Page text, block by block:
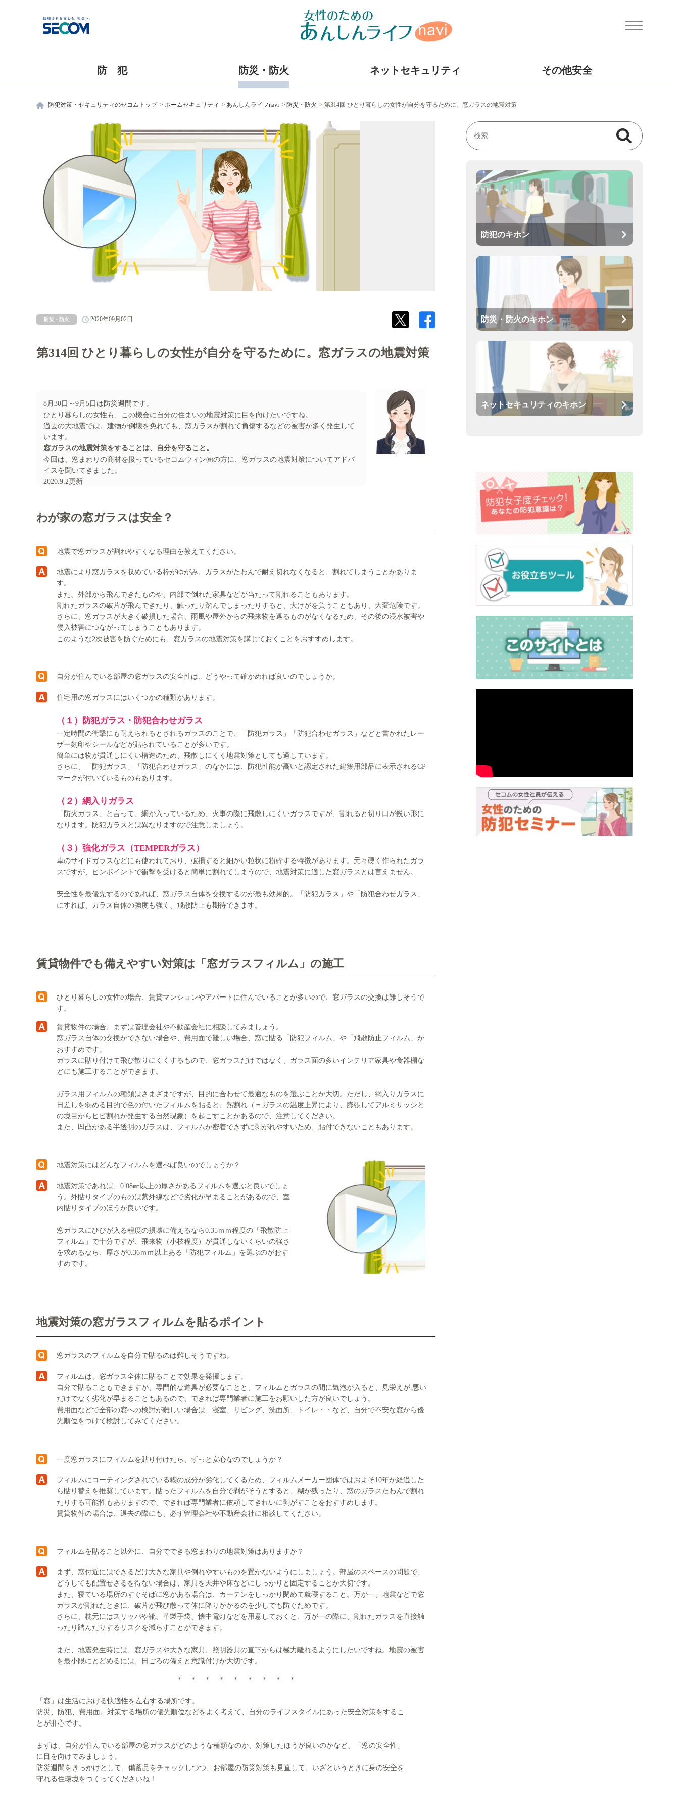
防 犯 防災・防火 ネットセキュリティ その他安全
防犯対策・セキュリティのセコムトップ ホームセキュリティ あんしんライフnavi 防災・防火 第314回 ひとり暮らしの女性が自分を守るために。窓ガラスの地震対策
防災・防火 2020年09月02日
第314回 ひとり暮らしの女性が自分を守るために。窓ガラスの地震対策
8月30日～9月5日は防災週間です。
ひとり暮らしの女性も、この機会に自分の住まいの地震対策に目を向けたいですね。
過去の大地震では、建物が倒壊を免れても、窓ガラスが割れて負傷するなどの被害が多く発生して
います。
窓ガラスの地震対策をすることは、自分を守ること。
今回は、窓まわりの商材を扱っているセコムウィン㈱の方に、窓ガラスの地震対策についてアドバ
イスを聞いてきました。
2020.9.2更新
わが家の窓ガラスは安全？
地震で窓ガラスが割れやすくなる理由を教えてください。
地震により窓ガラスを収めている枠がゆがみ、ガラスがたわんで耐え切れなくなると、割れてしまうことがありま
す。
また、外部から飛んできたものや、内部で倒れた家具などが当たって割れることもあります。
割れたガラスの破片が飛んできたり、触ったり踏んでしまったりすると、大けがを負うこともあり、大変危険です。
さらに、窓ガラスが大きく破損した場合、雨風や屋外からの飛来物を遮るものがなくなるため、その後の浸水被害や
侵入被害につながってしまうこともあります。
このような2次被害を防ぐためにも、窓ガラスの地震対策を講じておくことをおすすめします。
自分が住んでいる部屋の窓ガラスの安全性は、どうやって確かめれば良いのでしょうか。
住宅用の窓ガラスにはいくつかの種類があります。
（１）防犯ガラス・防犯合わせガラス
一定時間の衝撃にも耐えられるとされるガラスのことで、「防犯ガラス」「防犯合わせガラス」などと書かれたレー
ザー刻印やシールなどが貼られていることが多いです。
簡単には物が貫通しにくい構造のため、飛散しにくく地震対策としても適しています。
さらに、「防犯ガラス」「防犯合わせガラス」のなかには、防犯性能が高いと認定された建築用部品に表示されるCP
マークが付いているものもあります。
（２）網入りガラス
「防火ガラス」と言って、網が入っているため、火事の際に飛散しにくいガラスですが、割れると切り口が鋭い形に
なります。防犯ガラスとは異なりますので注意しましょう。
（３）強化ガラス（TEMPERガラス）
車のサイドガラスなどにも使われており、破損すると細かい粒状に粉砕する特徴があります。元々硬く作られたガラ
スですが、ピンポイントで衝撃を受けると簡単に割れてしまうので、地震対策に適した窓ガラスとは言えません。
安全性を最優先するのであれば、窓ガラス自体を交換するのが最も効果的。「防犯ガラス」や「防犯合わせガラス」
にすれば、ガラス自体の強度も強く、飛散防止も期待できます。
賃貸物件でも備えやすい対策は「窓ガラスフィルム」の施工
ひとり暮らしの女性の場合、賃貸マンションやアパートに住んでいることが多いので、窓ガラスの交換は難しそうで
す。
賃貸物件の場合、まずは管理会社や不動産会社に相談してみましょう。
窓ガラス自体の交換ができない場合や、費用面で難しい場合、窓に貼る「防犯フィルム」や「飛散防止フィルム」が
おすすめです。
ガラスに貼り付けて飛び散りにくくするもので、窓ガラスだけではなく、ガラス面の多いインテリア家具や食器棚な
どにも施工することができます。
ガラス用フィルムの種類はさまざまですが、目的に合わせて最適なものを選ぶことが大切。ただし、網入りガラスに
日差しを弱める目的で色の付いたフィルムを貼ると、熱割れ（＝ガラスの温度上昇により、膨張してアルミサッシと
の境目からヒビ割れが発生する自然現象）を起こすことがあるので、注意してください。
また、凹凸がある半透明のガラスは、フィルムが密着できずに剥がれやすいため、貼付できないこともあります。
地震対策にはどんなフィルムを選べば良いのでしょうか？
地震対策であれば、0.08㎜以上の厚さがあるフィルムを選ぶと良いでしょ
う。外貼りタイプのものは紫外線などで劣化が早まることがあるので、室
内貼りタイプのほうが良いです。
窓ガラスにひびが入る程度の損壊に備えるなら0.35ｍｍ程度の「飛散防止
フィルム」で十分ですが、飛来物（小枝程度）が貫通しないくらいの強さ
を求めるなら、厚さが0.36ｍｍ以上ある「防犯フィルム」を選ぶのがおす
すめです。
地震対策の窓ガラスフィルムを貼るポイント
窓ガラスのフィルムを自分で貼るのは難しそうですね。
フィルムは、窓ガラス全体に貼ることで効果を発揮します。
自分で貼ることもできますが、専門的な道具が必要なことと、フィルムとガラスの間に気泡が入ると、見栄えが.悪い
だけでなく劣化が早まることもあるので、できれば専門業者に施工をお願いした方が良いでしょう。
費用面などで全部の窓への検討が難しい場合は、寝室、リビング、洗面所、トイレ・・など、自分で不安な窓から優
先順位をつけて検討してみてください。
一度窓ガラスにフィルムを貼り付けたら、ずっと安心なのでしょうか？
フィルムにコーティングされている糊の成分が劣化してくるため、フィルムメーカー団体ではおよそ10年が経過した
ら貼り替えを推奨しています。貼ったフィルムを自分で剥がそうとすると、糊が残ったり、窓のガラスたわんで割れ
たりする可能性もありますので、できれば専門業者に依頼してきれいに剥がすことをおすすめします。
賃貸物件の場合は、退去の際にも、必ず管理会社や不動産会社に相談してください。
フィルムを貼ること以外に、自分でできる窓まわりの地震対策はありますか？
まず、窓付近にはできるだけ大きな家具や倒れやすいものを置かないようにしましょう。部屋のスペースの問題で、
どうしても配置せざるを得ない場合は、家具を天井や床などにしっかりと固定することが大切です。
また、寝ている場所のすぐそばに窓がある場合は、カーテンをしっかり閉めて就寝すること。万が一、地震などで窓
ガラスが割れたときに、破片が飛び散って体に降りかかるのを少しでも防ぐためです。
さらに、枕元にはスリッパや靴、革製手袋、懐中電灯などを用意しておくと、万が一の際に、割れたガラスを直接触
ったり踏んだりするリスクを減らすことができます。
また、地震発生時には、窓ガラスや大きな家具、照明器具の直下からは極力離れるようにしたいですね。地震の被害
を最小限にとどめるには、日ごろの備えと意識付けが大切です。
＊ ＊ ＊ ＊ ＊ ＊ ＊ ＊ ＊
「窓」は生活における快適性を左右する場所です。
防災、防犯、費用面、対策する場所の優先順位などをよく考えて、自分のライフスタイルにあった安全対策をするこ
とが肝心です。
まずは、自分が住んでいる部屋の窓ガラスがどのような種類なのか、対策したほうが良いのかなど、「窓の安全性」
に目を向けてみましょう。
防災週間をきっかけとして、備蓄品をチェックしつつ、お部屋の防災対策も見直して、いざというときに身の安全を
守れる住環境をつくってくださいね！
検索キーワード入力
検索
防犯のキホン
防災・防火のキホン
ネットセキュリティのキホン